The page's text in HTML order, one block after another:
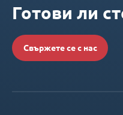
Готови ли
Свържете се с нас